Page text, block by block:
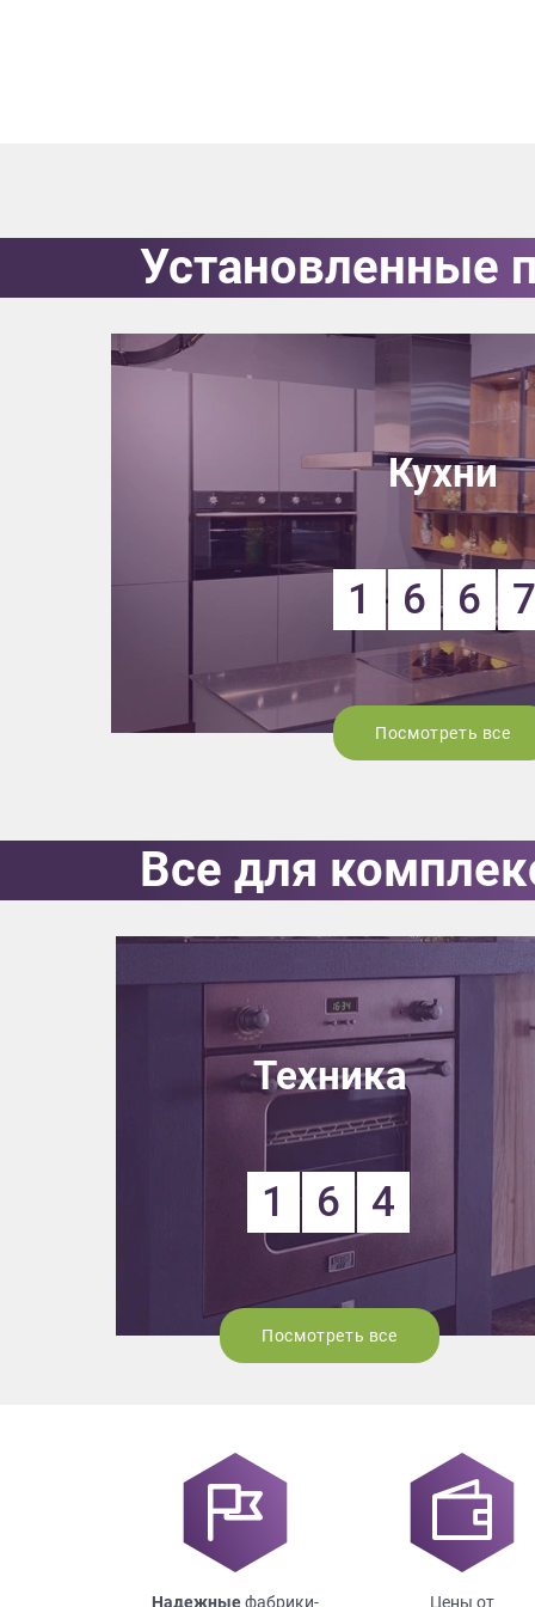
Установленные
Кухни
1 6 6 7
Посмотреть все
Все для
Техника
1 6 4
Посмотреть все
Надежныефабрики-
Цены от
с